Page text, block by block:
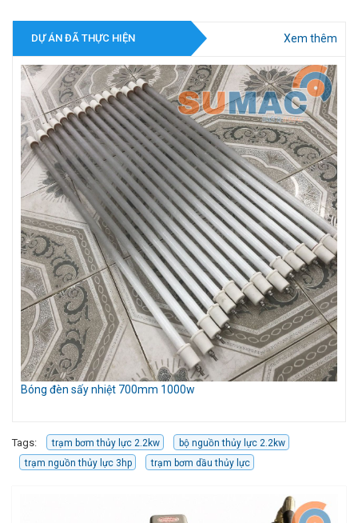
DỰ ÁN ĐÃ THỰC HIỆN Xem thêm
Bóng đèn sấy nhiệt 700mm 1000w
Tags: trạm bơm thủy lực 2.2kw
bộ nguồn thủy lực 2.2kw
trạm nguồn thủy lực 3hp
trạm bơm dầu thủy lực